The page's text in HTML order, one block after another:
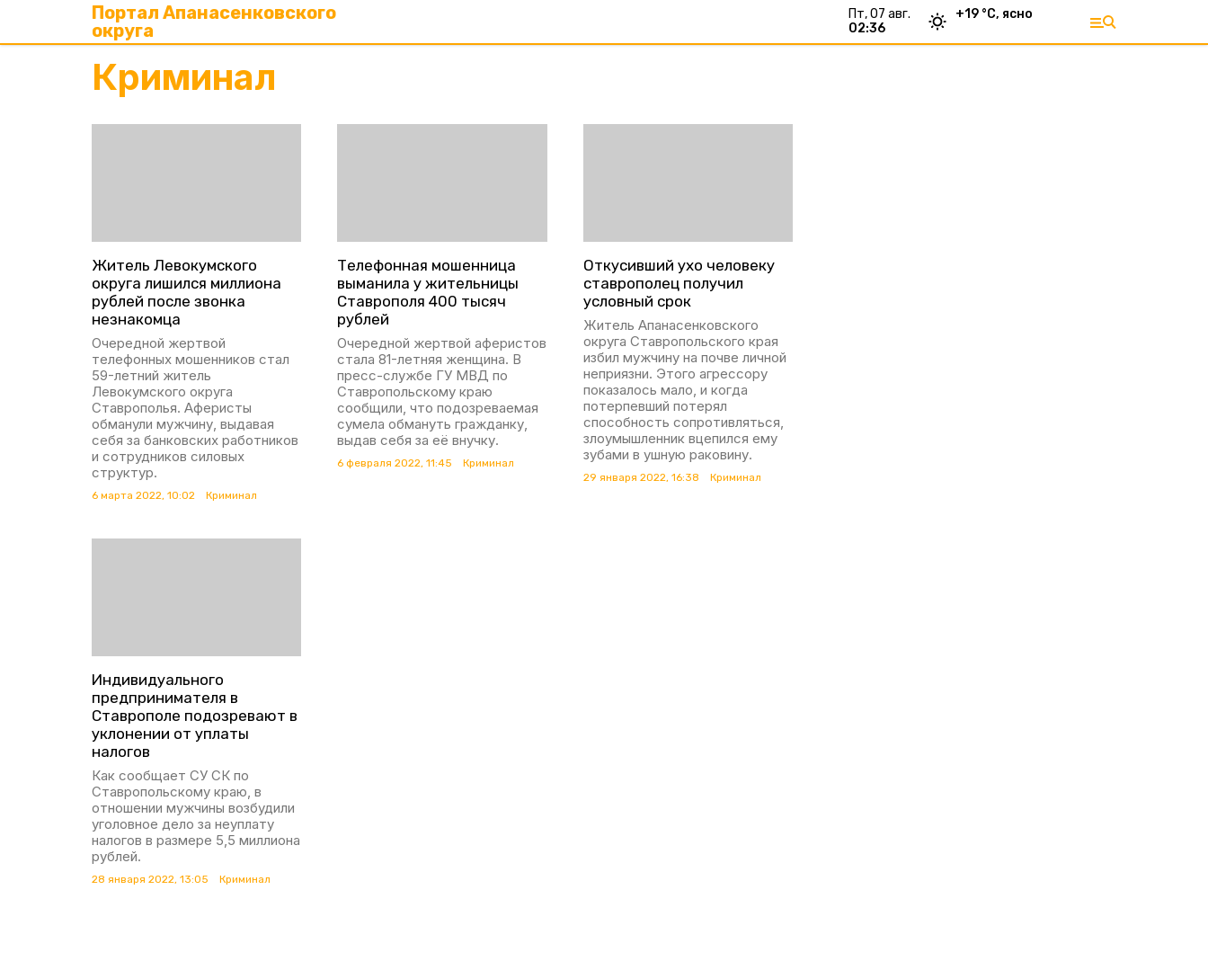
Портал Апанасенковского
округа
пт, 07 авг.
02:36
+19 °С, ясно
Криминал
Житель Левокумского
округа лишился миллиона
рублей после звонка
незнакомца
Очередной жертвой
телефонных мошенников стал
59-летний житель
Левокумского округа
Ставрополья. Аферисты
обманули мужчину, выдавая
себя за банковских работников
и сотрудников силовых
структур.
6 марта 2022, 10:02 Криминал
Телефонная мошенница
выманила у жительницы
Ставрополя 400 тысяч
рублей
Очередной жертвой аферистов
стала 81-летняя женщина. В
пресс-службе ГУ МВД по
Ставропольскому краю
сообщили, что подозреваемая
сумела обмануть гражданку,
выдав себя за её внучку.
6 февраля 2022, 11:45 Криминал
Откусивший ухо человеку
ставрополец получил
условный срок
Житель Апанасенковского
округа Ставропольского края
избил мужчину на почве личной
неприязни. Этого агрессору
показалось мало, и когда
потерпевший потерял
способность сопротивляться,
злоумышленник вцепился ему
зубами в ушную раковину.
29 января 2022, 16:38 Криминал
Индивидуального
предпринимателя в
Ставрополе подозревают в
уклонении от уплаты
налогов
Как сообщает СУ СК по
Ставропольскому краю, в
отношении мужчины возбудили
уголовное дело за неуплату
налогов в размере 5,5 миллиона
рублей.
28 января 2022, 13:05 Криминал